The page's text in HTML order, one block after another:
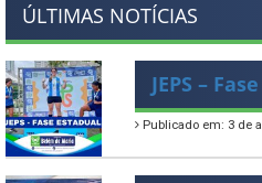
ÚLTIMAS NOTÍCIAS
JEPS –
Publicado em: 3 de